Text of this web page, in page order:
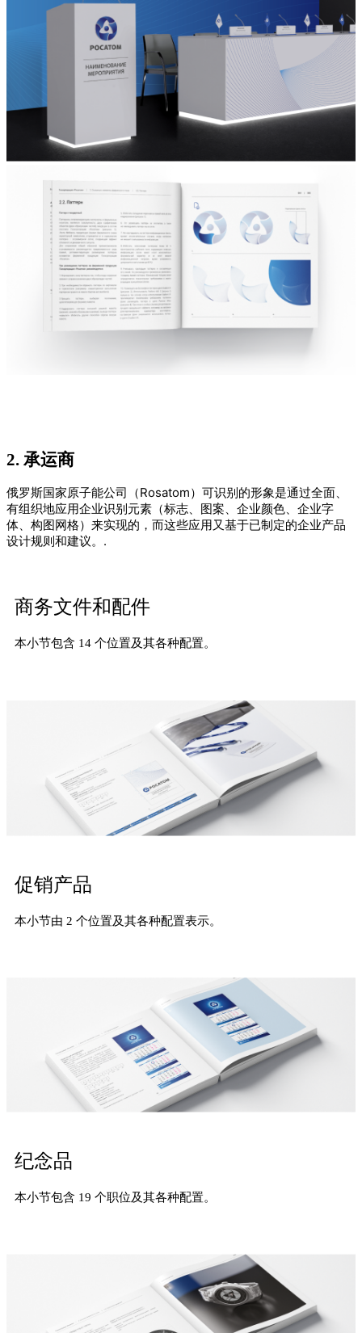
2. 承运商
俄罗斯国家原子能公司（Rosatom）可识别的形象是通过全面、
有组织地应用企业识别元素（标志、图案、企业颜色、企业字
体、构图网格）来实现的，而这些应用又基于已制定的企业产品
设计规则和建议。.
商务文件和配件
本小节包含 14 个位置及其各种配置。
促销产品
本小节由 2 个位置及其各种配置表示。
纪念品
本小节包含 19 个职位及其各种配置。